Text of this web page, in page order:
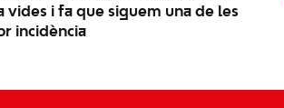
vides i fa que siguem una de les
incidència